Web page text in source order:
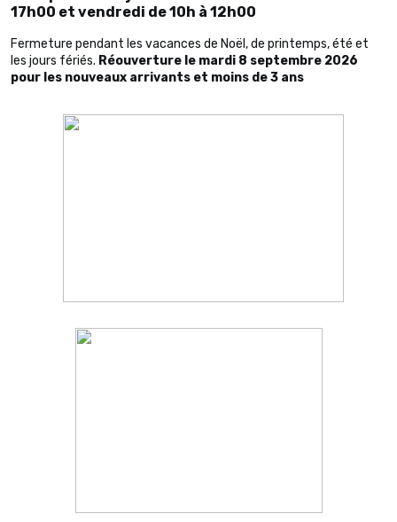
17h00 et vendredi de 10h à 12h00
Fermeture pendant les vacances de Noël, de printemps, été et
les jours fériés. Réouverture le mardi 8 septembre 2026
pour les nouveaux arrivants et moins de 3 ans